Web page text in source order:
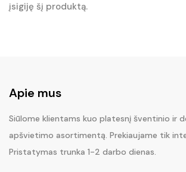
įsigiję šį produktą.
Apie mus
Siūlome klientams kuo platesnį šventinio ir
apšvietimo asortimentą. Prekiaujame tik
Pristatymas trunka 1-2 darbo dienas.